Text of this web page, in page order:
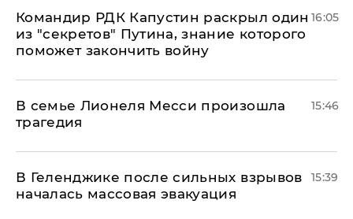
Командир РДК Капустин раскрыл один
из "секретов" Путина, знание которого
поможет закончить войну
16:05
В семье Лионеля Месси произошла
трагедия
15:46
В Геленджике после сильных взрывов
началась массовая эвакуация
15:39